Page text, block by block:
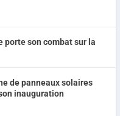
porte son combat sur la
de panneaux solaires
inauguration